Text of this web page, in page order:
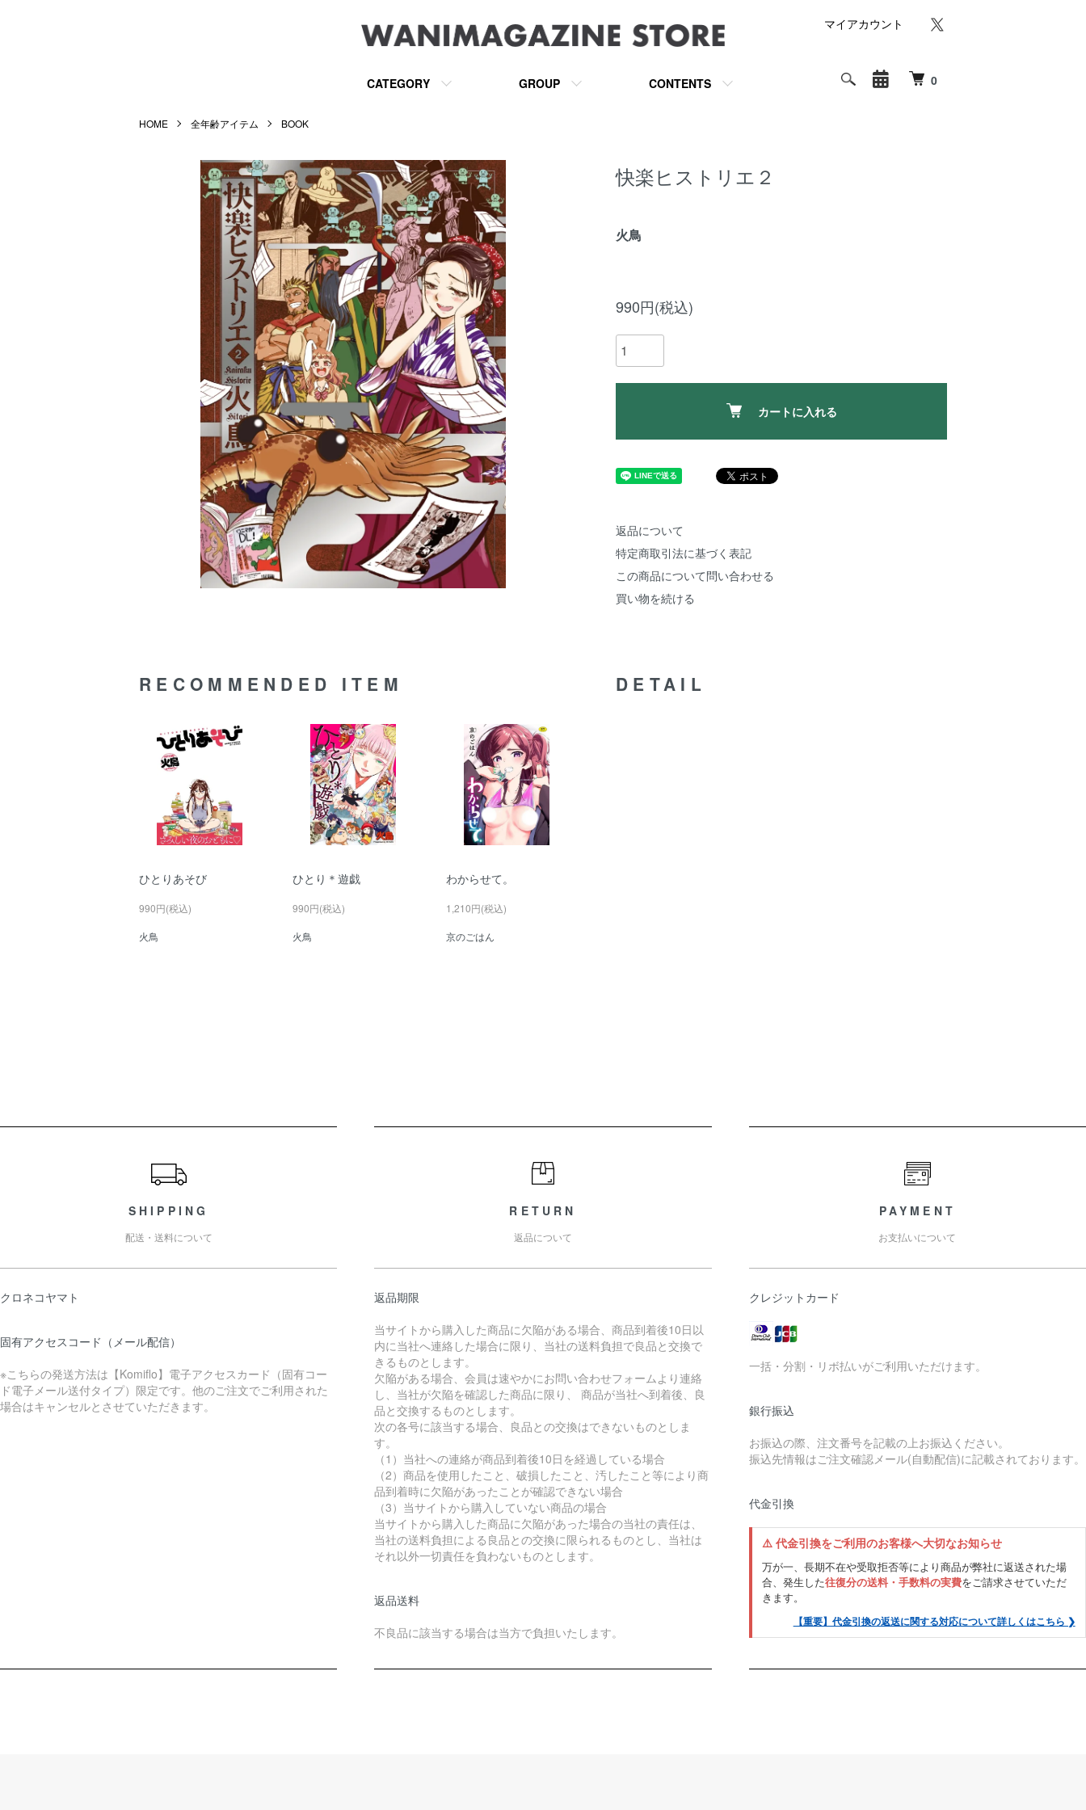
0
CATEGORY GROUP CONTENTS
マイアカウント
HOME 全年齢アイテム BOOK
快楽ヒストリエ２
火鳥
990円(税込)
カートに入れる
返品について
特定商取引法に基づく表記
この商品について問い合わせる
買い物を続ける
DETAIL
RECOMMENDED ITEM
ひとりあそび
990円(税込)
火鳥
ひとり＊遊戯
990円(税込)
火鳥
わからせて。
1,210円(税込)
京のごはん
SHIPPING
配送・送料について
クロネコヤマト
固有アクセスコード（メール配信）
※こちらの発送方法は【Komiflo】電子アクセスカード（固有コー
ド電子メール送付タイプ）限定です。他のご注文でご利用された
場合はキャンセルとさせていただきます。
RETURN
返品について
返品期限
当サイトから購入した商品に欠陥がある場合、商品到着後10日以
内に当社へ連絡した場合に限り、当社の送料負担で良品と交換で
きるものとします。
欠陥がある場合、会員は速やかにお問い合わせフォームより連絡
し、当社が欠陥を確認した商品に限り、 商品が当社へ到着後、良
品と交換するものとします。
次の各号に該当する場合、良品との交換はできないものとしま
す。
（1）当社への連絡が商品到着後10日を経過している場合
（2）商品を使用したこと、破損したこと、汚したこと等により商
品到着時に欠陥があったことが確認できない場合
（3）当サイトから購入していない商品の場合
当サイトから購入した商品に欠陥があった場合の当社の責任は、
当社の送料負担による良品との交換に限られるものとし、当社は
それ以外一切責任を負わないものとします。
返品送料
不良品に該当する場合は当方で負担いたします。
PAYMENT
お支払いについて
クレジットカード
一括・分割・リボ払いがご利用いただけます。
銀行振込
お振込の際、注文番号を記載の上お振込ください。
振込先情報はご注文確認メール(自動配信)に記載されております。
代金引換
⚠️ 代金引換をご利用のお客様へ大切なお知らせ
万が一、長期不在や受取拒否等により商品が弊社に返送された場
合、発生した往復分の送料・手数料の実費をご請求させていただ
きます。
【重要】代金引換の返送に関する対応について詳しくはこちら ❯